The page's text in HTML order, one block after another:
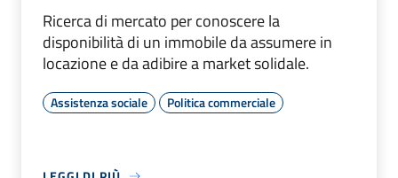
Ricerca di mercato per conoscere la
disponibilità di un immobile da assumere in
locazione e da adibire a market solidale.
Assistenza sociale Politica commerciale